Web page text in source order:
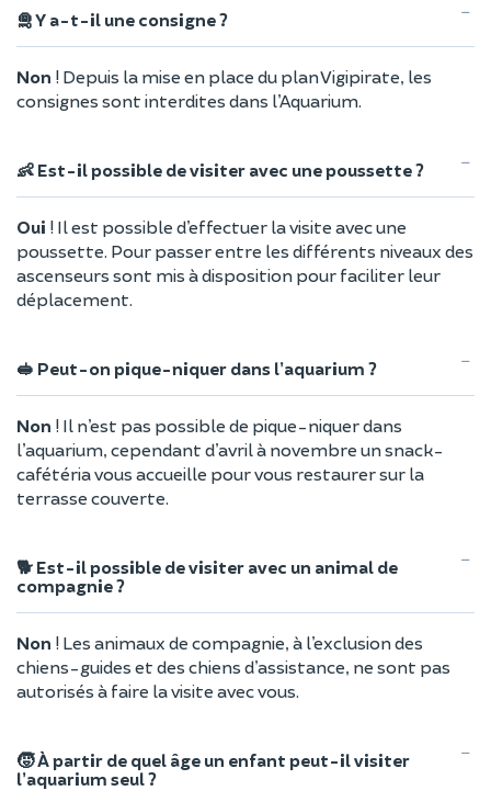
🛅 Y a-t-il une consigne ?
Non ! Depuis la mise en place du plan Vigipirate, les
consignes sont interdites dans l’Aquarium.
👶 Est-il possible de visiter avec une poussette ?
Oui ! Il est possible d’effectuer la visite avec une
poussette. Pour passer entre les différents niveaux des
ascenseurs sont mis à disposition pour faciliter leur
déplacement.
🥪 Peut-on pique-niquer dans l’aquarium ?
Non ! Il n’est pas possible de pique-niquer dans
l’aquarium, cependant d’avril à novembre un snack-
cafétéria vous accueille pour vous restaurer sur la
terrasse couverte.
🐕 Est-il possible de visiter avec un animal de
compagnie ?
Non ! Les animaux de compagnie, à l’exclusion des
chiens-guides et des chiens d’assistance, ne sont pas
autorisés à faire la visite avec vous.
🧒 À partir de quel âge un enfant peut-il visiter
l’aquarium seul ?